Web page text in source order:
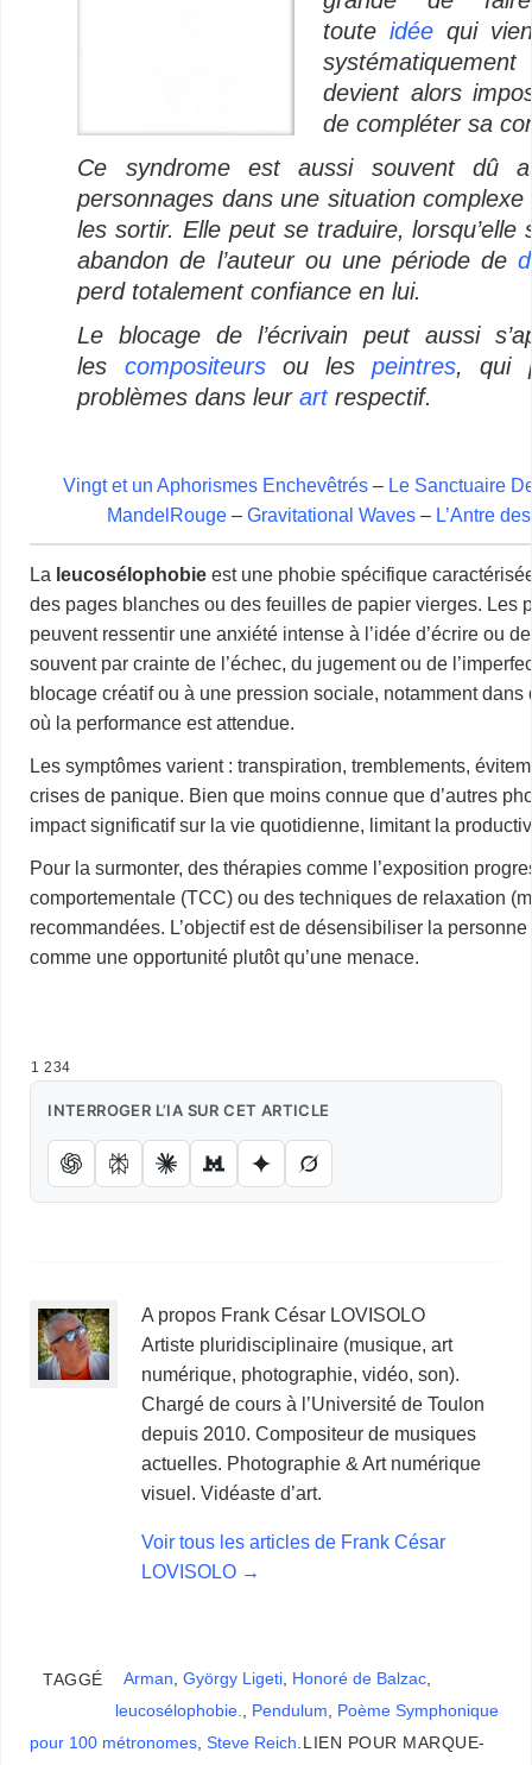
touteidée qui
devient alors
de compléter sa
Ce syndrome est aussi souvent dû
personnages dans une situation
les sortir. Elle peut se traduire,
abandon de l’auteur ou une période de
perd totalement confiance en lui.
Le blocage de l’écrivain peut aussi
les compositeursou lespeintres, qui
problèmes dans leurartrespectif.
Vingt et un Aphorismes Enchevêtrés– Le Sanctuaire
MandelRouge –Gravitational Waves – L’Antre
La leucosélophobie est une phobie spécifique
des pages blanches ou des feuilles de papier vierges. Les
peuvent ressentir une anxiété intense à l’idée d’écrire ou
souvent par crainte de l’échec, du jugement ou de
blocage créatif ou à une pression sociale, notamment
où la performance est attendue.
Les symptômes varient : transpiration, tremblements,
crises de panique. Bien que moins connue que d’autres
impact significatif sur la vie quotidienne, limitant la
Pour la surmonter, des thérapies comme l’exposition
comportementale (TCC) ou des techniques de relaxation
recommandées. L’objectif est de désensibiliser la
comme une opportunité plutôt qu’une menace.
1 234
INTERROGER L’IA SUR CET ARTICLE
A propos Frank César LOVISOLO
Artiste pluridisciplinaire (musique, art
numérique, photographie, vidéo, son).
Chargé de cours à l’Université de Toulon
depuis 2010. Compositeur de musiques
actuelles. Photographie & Art numérique
visuel. Vidéaste d’art.
Voir tous les articles de Frank César
LOVISOLO →
TAGGÉ Arman, György Ligeti, Honoré de Balzac,
leucosélophobie., Pendulum, Poème Symphonique
pour 100 métronomes,Steve Reich. LIEN POUR MARQUE-